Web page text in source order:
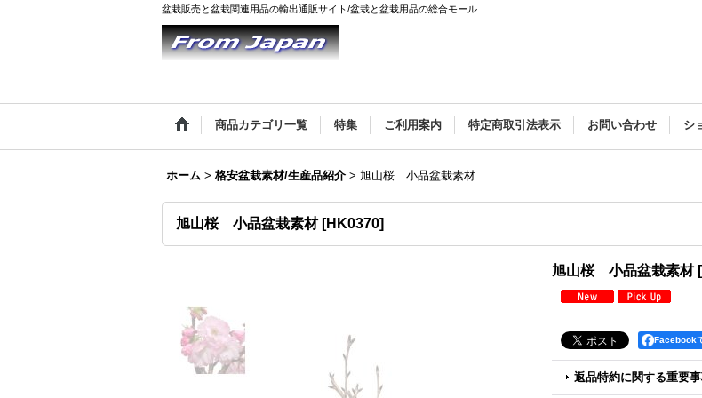
盆栽販売と盆栽関連用品の輸出通販サイト/盆栽と盆栽用品の総合モール
商品カテゴリ一覧 特集 ご利用案内 特定商取引法表示 お問い合わせ シ
ホーム > 格安盆栽素材/生産品紹介 > 旭山桜 小品盆栽素材
旭山桜 小品盆栽素材 [HK0370]
旭山桜 小品盆栽素材 [
Facebook
返品特約に関する重要